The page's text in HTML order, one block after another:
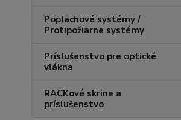
Poplachové systémy /
Protipožiarne systémy
Príslušenstvo pre optické
vlákna
RACKové skrine a
príslušenstvo